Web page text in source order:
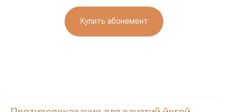
Купить абонемент